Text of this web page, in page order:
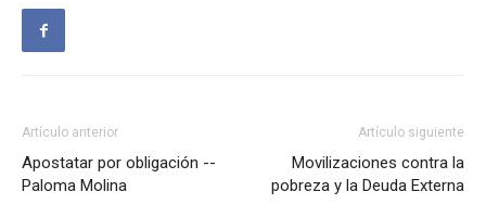
Artículo anterior
Apostatar por obligación --
Paloma Molina
Artículo siguiente
Movilizaciones contra la
pobreza y la Deuda Externa